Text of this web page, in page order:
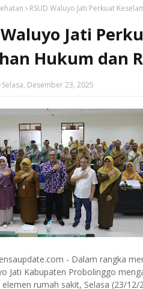
RSUD Waluyo Jati Perkuat
Waluyo Jati
Hukum dan
Selasa, Desember 23, 2025
- Dalam rangka
Jati Kabupaten Probolinggo
rumah sakit, Selasa (23/